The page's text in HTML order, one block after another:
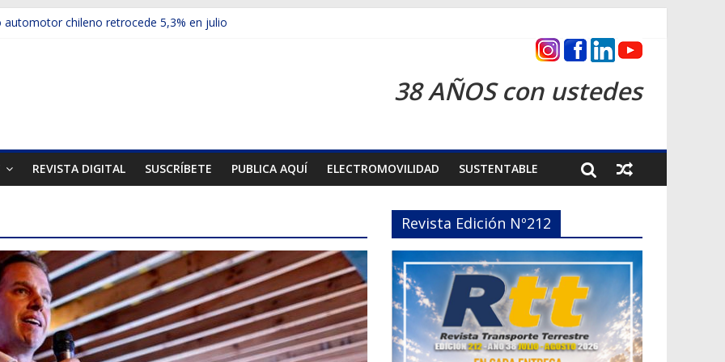
automotor chileno retrocede 5,3% en julio
presentó la recién estrenada Bolden en la Expo Compras Públicas 2026
mercado internacional en lanzar la nueva Maxus T70
38 AÑOS con ustedes
REVISTA DIGITAL SUSCRÍBETE PUBLICA AQUÍ ELECTROMOVILIDAD SUSTENTABLE
Revista Edición Nº212